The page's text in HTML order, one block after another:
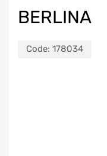
BERLINA
Code: 178034